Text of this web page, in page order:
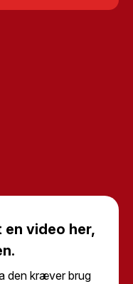
video her,
den kræver brug